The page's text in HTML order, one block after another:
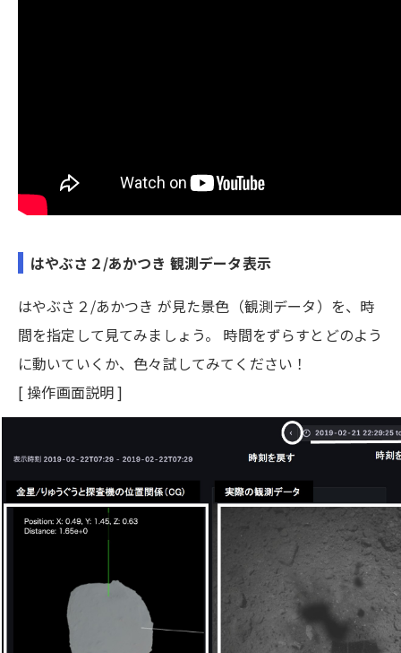
はやぶさ２/あかつき 観測データ表示
はやぶさ２/あかつき が見た景色（観測データ）を、時
間を指定して見てみましょう。 時間をずらすとどのよう
に動いていくか、色々試してみてください！
[ 操作画面説明 ]